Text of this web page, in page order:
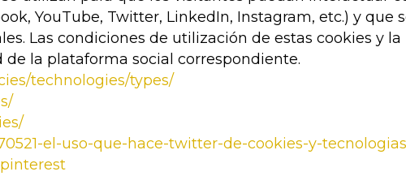
YouTube, Twitter, LinkedIn, Instagram, etc.) y que
Las condiciones de utilización de estas cookies y
la plataforma social correspondiente.
technologies/types/
el-uso-que-hace-twitter-de-cookies-y-